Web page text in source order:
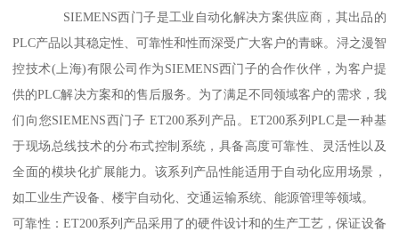
SIEMENS西门子是工业自动化解决方案供应商，其出品的
PLC产品以其稳定性、可靠性和性而深受广大客户的青睐。浔之漫智
控技术(上海)有限公司作为SIEMENS西门子的合作伙伴，为客户提
供的PLC解决方案和的售后服务。为了满足不同领域客户的需求，我
们向您SIEMENS西门子 ET200系列产品。ET200系列PLC是一种基
于现场总线技术的分布式控制系统，具备高度可靠性、灵活性以及
全面的模块化扩展能力。该系列产品性能适用于自动化应用场景，
如工业生产设备、楼宇自动化、交通运输系统、能源管理等领域。
可靠性：ET200系列产品采用了的硬件设计和的生产工艺，保证设备